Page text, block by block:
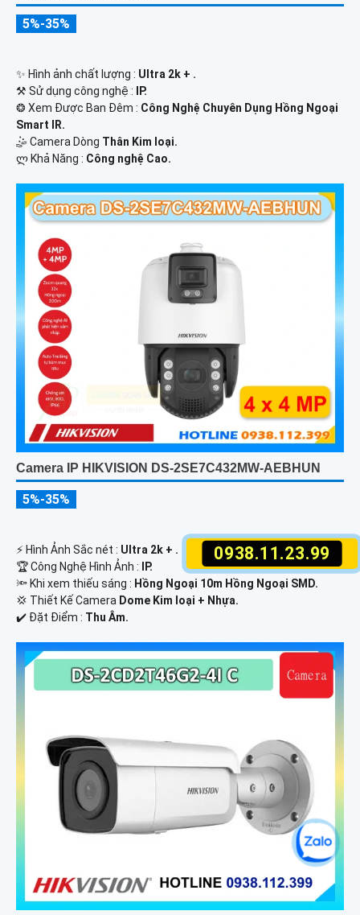
0938.11.23.99
5%-35%
✨ Hình ảnh chất lượng : Ultra 2k + .
⚒ Sử dụng công nghệ :
IP.
❂ Xem Được Ban Đêm : Công Nghệ Chuyên Dụng Hồng Ngoại
Smart IR.
🤹 Camera Dòng Thân Kim loại.
️ლ Khả Năng : Công nghệ Cao.
Camera IP HIKVISION DS-2SE7C432MW-AEBHUN
5%-35%
️⚡ Hình Ảnh Sắc nét : Ultra 2k + .
🏆 Công Nghệ Hình Ảnh : IP.
🔦 Khi xem thiếu sáng : Hồng Ngoại 10m Hồng Ngoại SMD.
💢 Thiết Kế Camera Dome Kim loại + Nhựa.
️✔️ Đặt Điểm : Thu Âm.